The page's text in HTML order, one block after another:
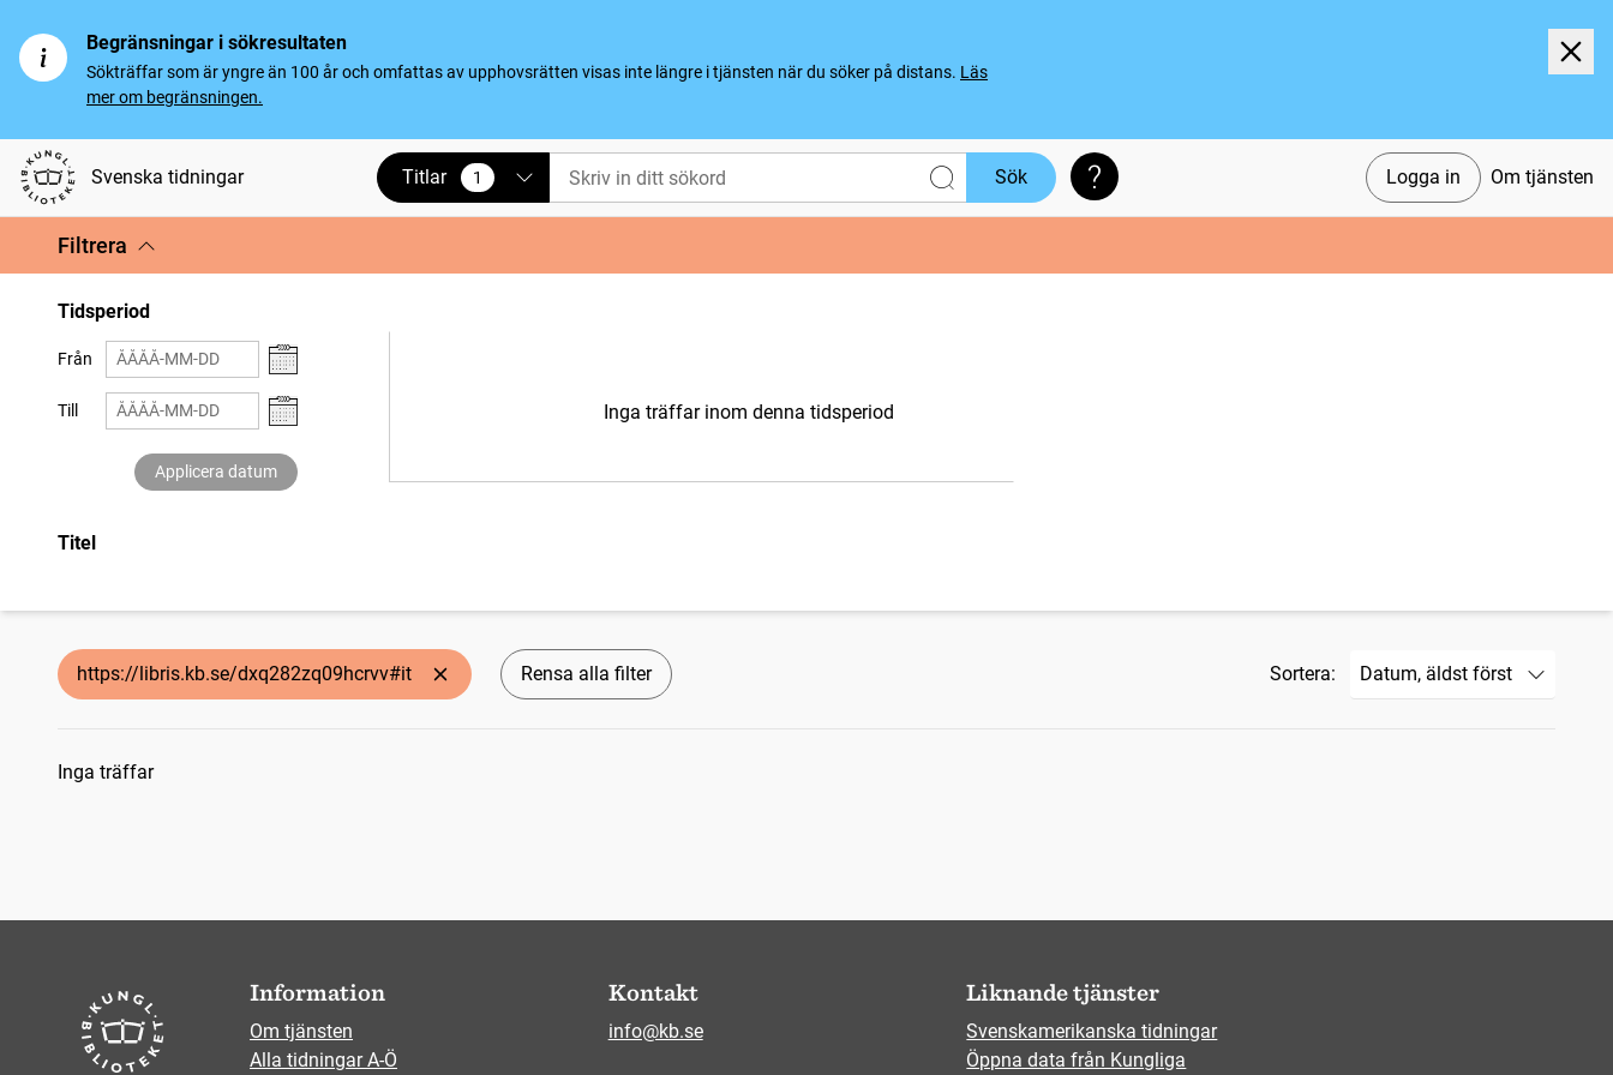
Begränsningar i sökresultaten
Sökträffar som är yngre än 100 år och omfattas av upphovsrätten visas inte längre i tjänsten när du söker på distans. Läs
mer om begränsningen.
Svenska tidningar Logga in Om tjänsten
Titlar 1
vald Sök Söktips
Filtrera
Tidsperiod
Från
Till
Applicera datum
Inga träffar inom denna tidsperiod
Titel
https://libris.kb.se/dxq282zq09hcrvv#it Rensa alla filter Sortera:
Sökresultat
Inga träffar
Information
Om tjänsten
Alla tidningar A-Ö
Kontakt
info@kb.se
Liknande tjänster
Svenskamerikanska tidningar
Öppna data från Kungliga